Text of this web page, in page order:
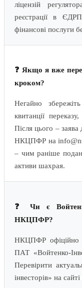
ліцензій
реєстрації в
фінансові послуги
❓ Якщо я вже
кроком?
Негайно
квитанції
Після цього –
НКЦПФР на
– чим раніше
активи шахрая.
❓ Чи є
НКЦПФР?
НКЦПФР офіційно
ПАТ «Войтенко-
Перевірити
інвесторів» на